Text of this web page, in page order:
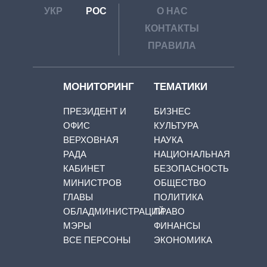
УКР РОС
О НАС
КОНТАКТЫ
ПРАВИЛА
МОНИТОРИНГ
ПРЕЗИДЕНТ И
ОФИС
ВЕРХОВНАЯ
РАДА
КАБИНЕТ
МИНИСТРОВ
ГЛАВЫ
ОБЛАДМИНИСТРАЦИЙ
МЭРЫ
ВСЕ ПЕРСОНЫ
ТЕМАТИКИ
БИЗНЕС
КУЛЬТУРА
НАУКА
НАЦИОНАЛЬНАЯ
БЕЗОПАСНОСТЬ
ОБЩЕСТВО
ПОЛИТИКА
ПРАВО
ФИНАНСЫ
ЭКОНОМИКА